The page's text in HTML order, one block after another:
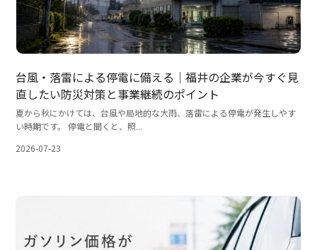
2026-07-23
台風・落雷による停電に備える｜福井の企業が今すぐ見
直したい防災対策と事業継続のポイント
夏から秋にかけては、台風や局地的な大雨、落雷による停電が発生しやす
い時期です。 停電と聞くと、照...